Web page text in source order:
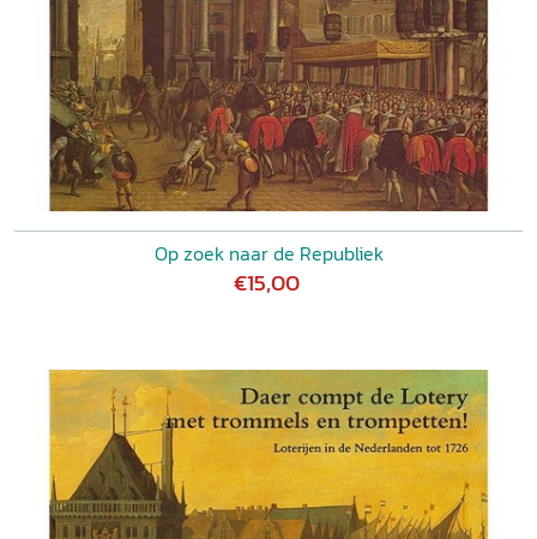
Op zoek naar de Republiek
€15,00